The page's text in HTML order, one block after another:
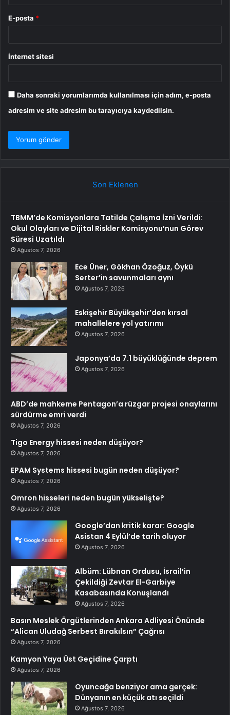
E-posta *
İnternet sitesi
Daha sonraki yorumlarımda kullanılması için adım, e-posta
adresim ve site adresim bu tarayıcıya kaydedilsin.
Son Eklenen
TBMM’de Komisyonlara Tatilde Çalışma İzni Verildi:
Okul Olayları ve Dijital Riskler Komisyonu’nun Görev
Süresi Uzatıldı
Ağustos 7, 2026
Ece Üner, Gökhan Özoğuz, Öykü
Serter’in savunmaları aynı
Ağustos 7, 2026
Eskişehir Büyükşehir’den kırsal
mahallelere yol yatırımı
Ağustos 7, 2026
Japonya’da 7.1 büyüklüğünde deprem
Ağustos 7, 2026
ABD’de mahkeme Pentagon’a rüzgar projesi onaylarını
sürdürme emri verdi
Ağustos 7, 2026
Tigo Energy hissesi neden düşüyor?
Ağustos 7, 2026
EPAM Systems hissesi bugün neden düşüyor?
Ağustos 7, 2026
Omron hisseleri neden bugün yükselişte?
Ağustos 7, 2026
Google’dan kritik karar: Google
Asistan 4 Eylül’de tarih oluyor
Ağustos 7, 2026
Albüm: Lübnan Ordusu, İsrail’in
Çekildiği Zevtar El-Garbiye
Kasabasında Konuşlandı
Ağustos 7, 2026
Basın Meslek Örgütlerinden Ankara Adliyesi Önünde
“Alican Uludağ Serbest Bırakılsın” Çağrısı
Ağustos 7, 2026
Kamyon Yaya Üst Geçidine Çarptı
Ağustos 7, 2026
Oyuncağa benziyor ama gerçek:
Dünyanın en küçük atı seçildi
Ağustos 7, 2026